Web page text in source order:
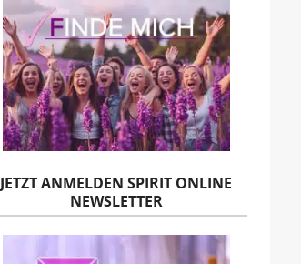
JETZT ANMELDEN SPIRIT ONLINE
NEWSLETTER